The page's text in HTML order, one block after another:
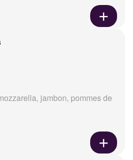
jambon, pommes de